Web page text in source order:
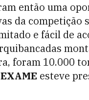
então uma
da competição
e fácil de
foram 10.000
esteve